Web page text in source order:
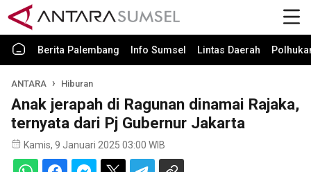
Berita Palembang Info Sumsel Lintas Daerah
ANTARA Hiburan
Anak jerapah di Ragunan dinamai Rajaka,
ternyata dari Pj Gubernur Jakarta
Kamis, 9 Januari 2025 03:00 WIB